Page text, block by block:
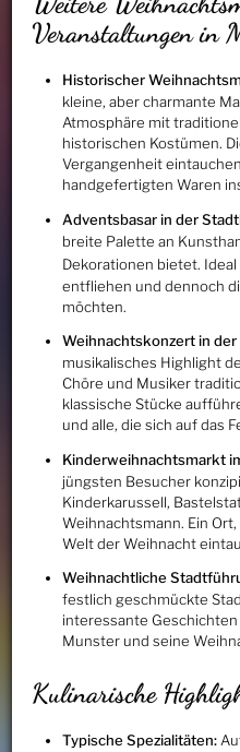
Veranstaltungen in
Historischer
kleine, aber charmante
Atmosphäre mit
historischen Kostümen.
Vergangenheit
handgefertigten Waren
Adventsbasar in der
breite Palette an
Dekorationen bietet.
entfliehen und dennoch
möchten.
Weihnachtskonzert in der
musikalisches Highlight
Chöre und Musiker
klassische Stücke
und alle, die sich auf das
Kinderweihnachtsmarkt
jüngsten Besucher
Kinderkarussell,
Weihnachtsmann. Ein
Welt der Weihnacht
Weihnachtliche
festlich geschmückte
interessante
Munster und seine
Kulinarische
Typische Spezialitäten: